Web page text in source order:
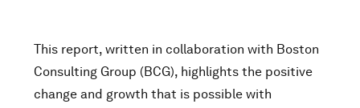
This report, written in collaboration with Boston
Consulting Group (BCG), highlights the positive
change and growth that is possible with